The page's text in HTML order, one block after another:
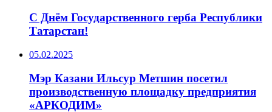
С Днём Государственного герба Республики
Татарстан!
05.02.2025
Мэр Казани Ильсур Метшин посетил
производственную площадку предприятия
«АРКОДИМ»